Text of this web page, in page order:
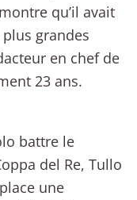
qu’il avait
grandes
en chef de
23 ans.
battre le
del Re, Tullo
une